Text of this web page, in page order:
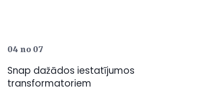
04 no 07
Snap dažādos iestatījumos
transformatoriem